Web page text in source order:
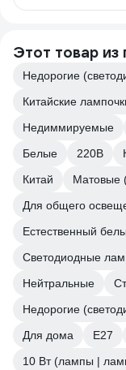
Этот товар из
Недорогие
Китайские
Недиммируемые
Белые
220В
Китай
Матовые
Для общего
Естественный
Светодиодные
Нейтральные
Недорогие
Для дома
E27
10 Вт (лампы |